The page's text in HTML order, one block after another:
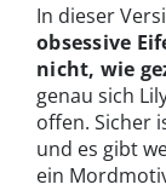
In dieser
obsessive
nicht, wie
genau sich
offen. Sicher
und es gibt
ein